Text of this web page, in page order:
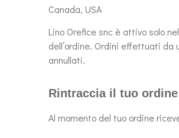
Canada, USA
Lino Orefice snc è attivo solo
dell’ordine. Ordini effettuati
annullati.
Rintraccia il tuo ordine
Al momento del tuo ordine